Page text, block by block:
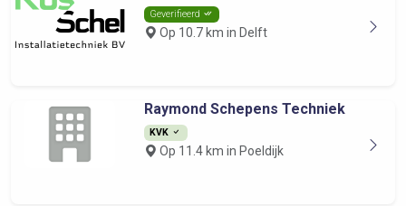
Geverifieerd
Op 10.7 km in Delft
Raymond Schepens Techniek
KVK
Op 11.4 km in Poeldijk